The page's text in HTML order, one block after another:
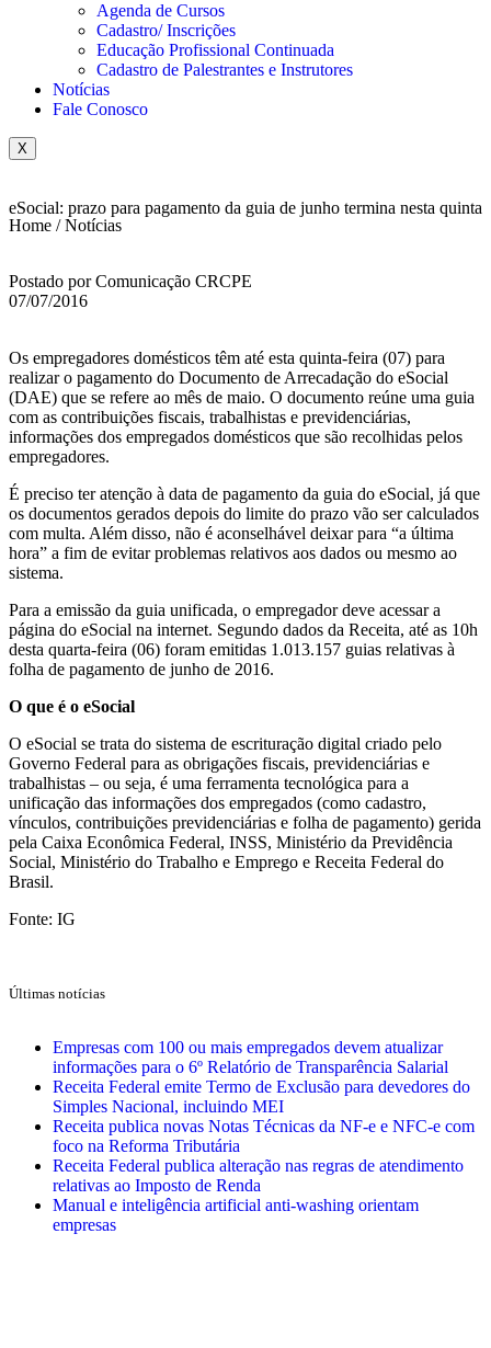
Agenda de Cursos
Cadastro/ Inscrições
Educação Profissional Continuada
Cadastro de Palestrantes e Instrutores
Notícias
Fale Conosco
X
eSocial: prazo para pagamento da guia de junho termina nesta quinta
Home / Notícias
Postado por Comunicação CRCPE
07/07/2016
Os empregadores domésticos têm até esta quinta-feira (07) para
realizar o pagamento do Documento de Arrecadação do eSocial
(DAE) que se refere ao mês de maio. O documento reúne uma guia
com as contribuições fiscais, trabalhistas e previdenciárias,
informações dos empregados domésticos que são recolhidas pelos
empregadores.
É preciso ter atenção à data de pagamento da guia do eSocial, já que
os documentos gerados depois do limite do prazo vão ser calculados
com multa. Além disso, não é aconselhável deixar para “a última
hora” a fim de evitar problemas relativos aos dados ou mesmo ao
sistema.
Para a emissão da guia unificada, o empregador deve acessar a
página do eSocial na internet. Segundo dados da Receita, até as 10h
desta quarta-feira (06) foram emitidas 1.013.157 guias relativas à
folha de pagamento de junho de 2016.
O que é o eSocial
O eSocial se trata do sistema de escrituração digital criado pelo
Governo Federal para as obrigações fiscais, previdenciárias e
trabalhistas – ou seja, é uma ferramenta tecnológica para a
unificação das informações dos empregados (como cadastro,
vínculos, contribuições previdenciárias e folha de pagamento) gerida
pela Caixa Econômica Federal, INSS, Ministério da Previdência
Social, Ministério do Trabalho e Emprego e Receita Federal do
Brasil.
Fonte: IG
Últimas notícias
Empresas com 100 ou mais empregados devem atualizar
informações para o 6º Relatório de Transparência Salarial
Receita Federal emite Termo de Exclusão para devedores do
Simples Nacional, incluindo MEI
Receita publica novas Notas Técnicas da NF-e e NFC-e com
foco na Reforma Tributária
Receita Federal publica alteração nas regras de atendimento
relativas ao Imposto de Renda
Manual e inteligência artificial anti-washing orientam
empresas